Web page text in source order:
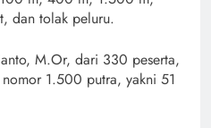
dan tolak peluru.
M.Or, dari 330 peserta,
1.500 putra, yakni 51